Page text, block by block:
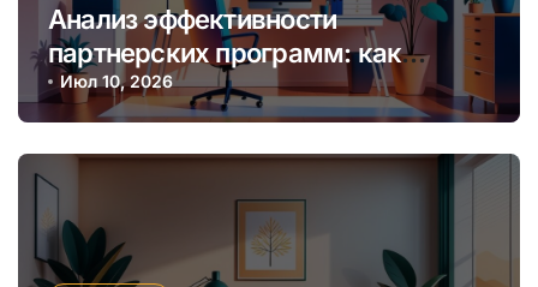
Анализ эффективности
партнерских программ: как
выбрать наиболее прибыльную
нишу и алгоритмы мониторинга
Июл 10, 2026